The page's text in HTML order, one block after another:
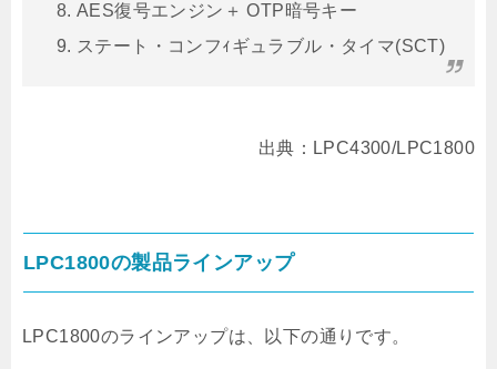
AES復号エンジン＋ OTP暗号キー
ステート・コンフｨギュラブル・タイマ(SCT)
出典：LPC4300/LPC1800
LPC1800の製品ラインアップ
LPC1800のラインアップは、以下の通りです。